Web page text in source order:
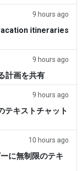
9 hours ago
itineraries
9 hours ago
計画を共有
9 hours ago
テキストチャット
10 hours ago
に無制限のテキ